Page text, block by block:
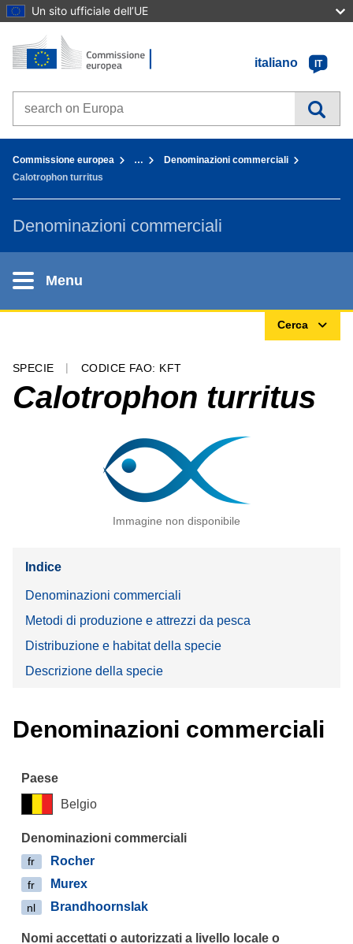
Un sito ufficiale dell’UE
Vai al contenuto
Home - Commissione europea
italiano
IT
Search on Europa websites
Commissione europea …
Denominazioni commerciali
Calotrophon turritus
Denominazioni commerciali
Menu
Cerca
SPECIE CODICE FAO: KFT
Calotrophon turritus
Immagine non disponibile
Indice
Denominazioni commerciali
Metodi di produzione e attrezzi da pesca
Distribuzione e habitat della specie
Descrizione della specie
Denominazioni commerciali
Belgio
fr Rocher
fr Murex
nl Brandhoornslak